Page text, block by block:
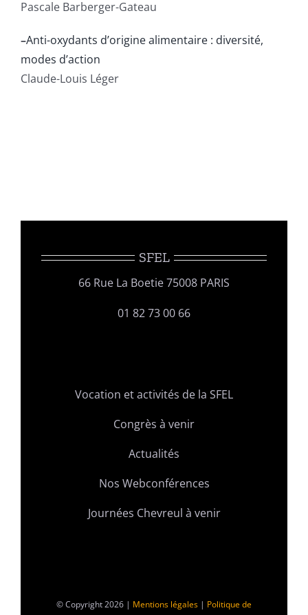
Pascale Barberger-Gateau
–Anti-oxydants d’origine alimentaire : diversité,
modes d’action
Claude-Louis Léger
SFEL
66 Rue La Boetie 75008 PARIS
01 82 73 00 66
Vocation et activités de la SFEL
Congrès à venir
Actualités
Nos Webconférences
Journées Chevreul à venir
© Copyright 2026 | Mentions légales | Politique de